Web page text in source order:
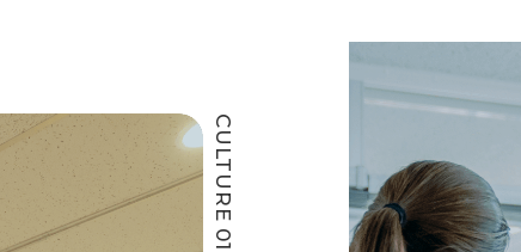
CULTURE 01